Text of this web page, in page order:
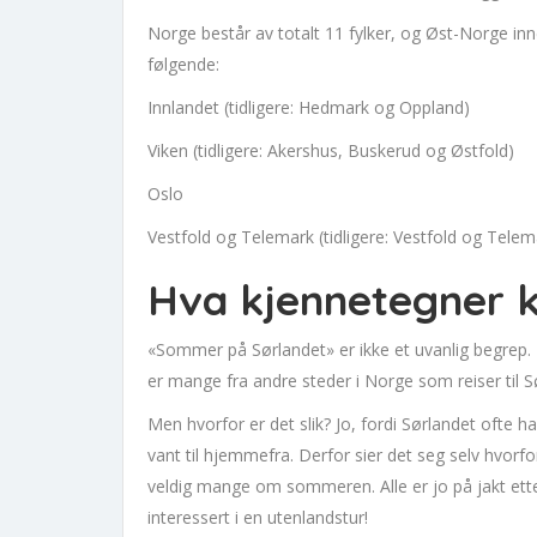
Norge består av totalt 11 fylker, og Øst-Norge
følgende:
Innlandet (tidligere: Hedmark og Oppland)
Viken (tidligere: Akershus, Buskerud og Østfold)
Oslo
Vestfold og Telemark (tidligere: Vestfold og
Hva kjennetegner
«Sommer på Sørlandet» er ikke et uvanlig
er mange fra andre steder i Norge som reiser til
Men hvorfor er det slik? Jo, fordi Sørlandet ofte
vant til hjemmefra. Derfor sier det seg selv
veldig mange om sommeren. Alle er jo på jakt
interessert i en utenlandstur!